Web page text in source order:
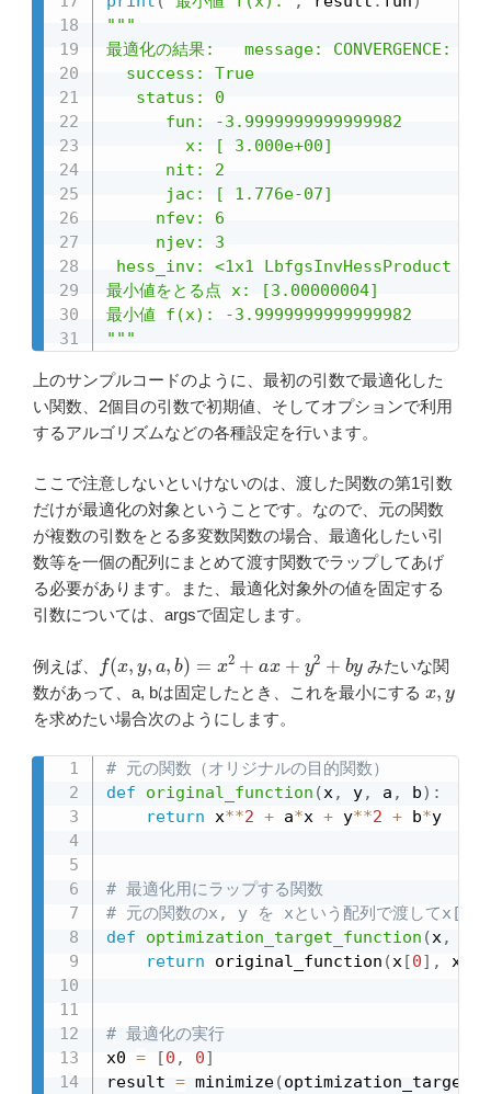
"""
最適化の結果:   message: CONVERGENCE:
  success: True
   status: 0
      fun: -3.9999999999999982
        x: [ 3.000e+00]
      nit: 2
      jac: [ 1.776e-07]
     nfev: 6
     njev: 3
hess_inv: <1x1 LbfgsInvHessProduct
最小値をとる点 x: [3.00000004]
最小値 f(x): -3.9999999999999982
"""
上のサンプルコードのように、最初の引数で最適化した
い関数、2個目の引数で初期値、そしてオプションで利用
するアルゴリズムなどの各種設定を行います。
ここで注意しないといけないのは、渡した関数の第1引数
だけが最適化の対象ということです。なので、元の関数
が複数の引数をとる多変数関数の場合、最適化したい引
数等を一個の配列にまとめて渡す関数でラップしてあげ
る必要があります。また、最適化対象外の値を固定する
引数については、argsで固定します。
例えば、 (x =x ax
みたいな関
数があって、a, bは固定したとき、これを最小にする x y
を求めたい場合次のようにします。
# 元の関数（オリジナルの目的関数）
def
original_function (x, y, a , b) :
return x**2 + a*x + y**2 + b*y
# 最適化用にラップする関数
# 元の関数のx, y を xという配列で渡して
def
optimization_target_function (x,
return original_function (x[0] , x
# 最適化の実行
x0 = [0 , 0]
result = minimize(